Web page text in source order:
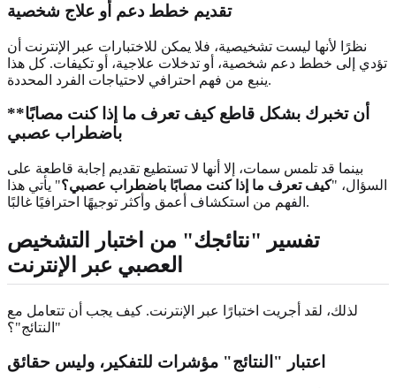
تقديم خطط دعم أو علاج شخصية
نظرًا لأنها ليست تشخيصية، فلا يمكن للاختبارات عبر الإنترنت أن
تؤدي إلى خطط دعم شخصية، أو تدخلات علاجية، أو تكيفات. كل هذا
ينبع من فهم احترافي لاحتياجات الفرد المحددة.
**أن تخبرك بشكل قاطعكيف تعرف ما إذا كنت مصابًا
باضطراب عصبي
بينما قد تلمس سمات، إلا أنها لا تستطيع تقديم إجابة قاطعة على
السؤال، "كيف تعرف ما إذا كنت مصابًا باضطراب عصبي؟" يأتي هذا
الفهم من استكشاف أعمق وأكثر توجيهًا احترافيًا غالبًا.
تفسير "نتائجك" من اختبار التشخيص
العصبي عبر الإنترنت
لذلك، لقد أجريت اختبارًا عبر الإنترنت. كيف يجب أن تتعامل مع
"النتائج"؟
اعتبار "النتائج" مؤشرات للتفكير، وليس حقائق